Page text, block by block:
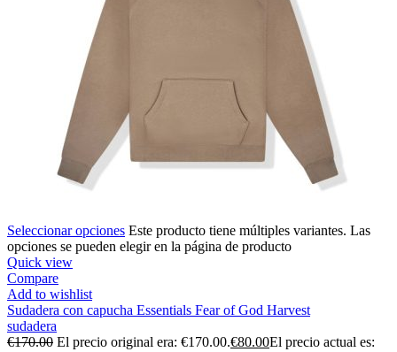
Seleccionar opciones Este producto tiene múltiples variantes. Las
opciones se pueden elegir en la página de producto
Quick view
Compare
Add to wishlist
Sudadera con capucha Essentials Fear of God Harvest
sudadera
€170.00 El precio original era: €170.00.€80.00El precio actual es: